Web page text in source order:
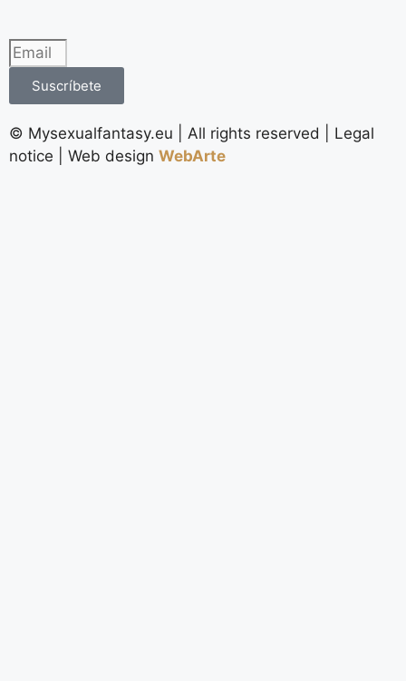
Suscríbete
©️ Mysexualfantasy.eu | All rights reserved | Legal
notice | Web design WebArte